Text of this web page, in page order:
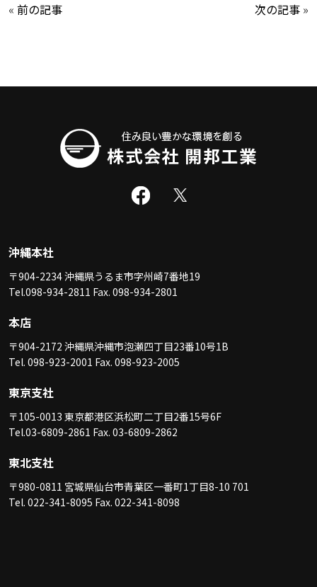
« 前の記事 次の記事 »
沖縄本社
〒904-2234 沖縄県うるま市字州崎7番地19
Tel.098-934-2811 Fax. 098-934-2801
本店
〒904-2172 沖縄県沖縄市泡瀬四丁目23番10号1B
Tel. 098-923-2001 Fax. 098-923-2005
東京支社
〒105-0013 東京都港区浜松町二丁目2番15号6F
Tel.03-6809-2861 Fax. 03-6809-2862
東北支社
〒980-0811 宮城県仙台市青葉区一番町1丁目8-10 701
Tel. 022-341-8095 Fax. 022-341-8098